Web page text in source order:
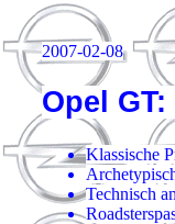
2007-02-08
Opel
Klassische
Technisch